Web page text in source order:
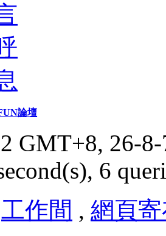
論壇
GMT+8, 26-
6
工作間 , 網頁